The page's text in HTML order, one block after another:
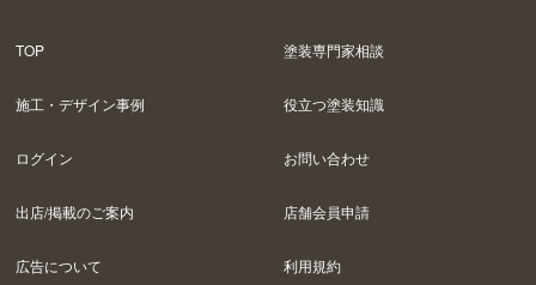
TOP 塗装専門家相談
施工・デザイン事例 役立つ塗装知識
ログイン お問い合わせ
出店/掲載のご案内 店舗会員申請
広告について 利用規約